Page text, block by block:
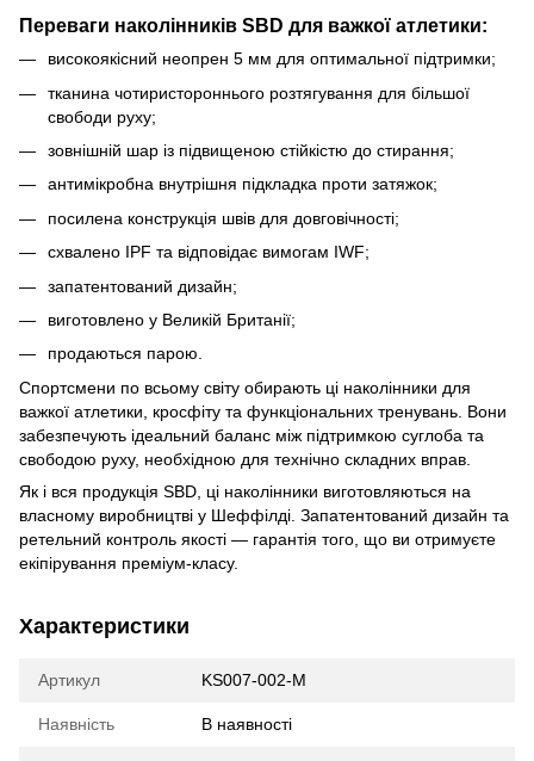
Переваги наколінників SBD для важкої атлетики:
високоякісний неопрен 5 мм для оптимальної підтримки;
тканина чотиристороннього розтягування для більшої
свободи руху;
зовнішній шар із підвищеною стійкістю до стирання;
антимікробна внутрішня підкладка проти затяжок;
посилена конструкція швів для довговічності;
схвалено IPF та відповідає вимогам IWF;
запатентований дизайн;
виготовлено у Великій Британії;
продаються парою.
Спортсмени по всьому світу обирають ці наколінники для
важкої атлетики, кросфіту та функціональних тренувань. Вони
забезпечують ідеальний баланс між підтримкою суглоба та
свободою руху, необхідною для технічно складних вправ.
Як і вся продукція SBD, ці наколінники виготовляються на
власному виробництві у Шеффілді. Запатентований дизайн та
ретельний контроль якості — гарантія того, що ви отримуєте
екіпірування преміум-класу.
Характеристики
Артикул KS007-002-M
Наявність В наявності